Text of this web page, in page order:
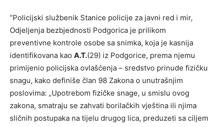
“Policijski službenik Stanice policije za javni red i mir,
Odjeljenja bezbjednosti Podgorica je prilikom
preventivne kontrole osobe sa snimka, koja je kasnija
identifikovana kao A.T.(29) iz Podgorice, prema njemu
primijenio policijska ovlašćenja – sredstvo prinude fizičku
snagu, kako definiše član 98 Zakona o unutrašnjim
poslovima: „Upotrebom fizičke snage, u smislu ovog
zakona, smatraju se zahvati borilačkih vještina ili njima
sličnih postupaka na tijelu drugog lica, preduzeti sa ciljem